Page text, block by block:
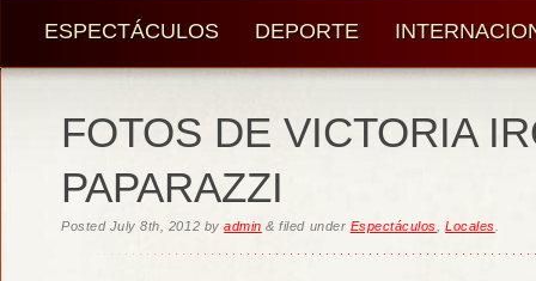
ESPECTÁCULOS DEPORTE
FOTOS DE VICTORIA
PAPARAZZI
Posted July 8th, 2012 byadmin & filed under Espectáculos ,Locales